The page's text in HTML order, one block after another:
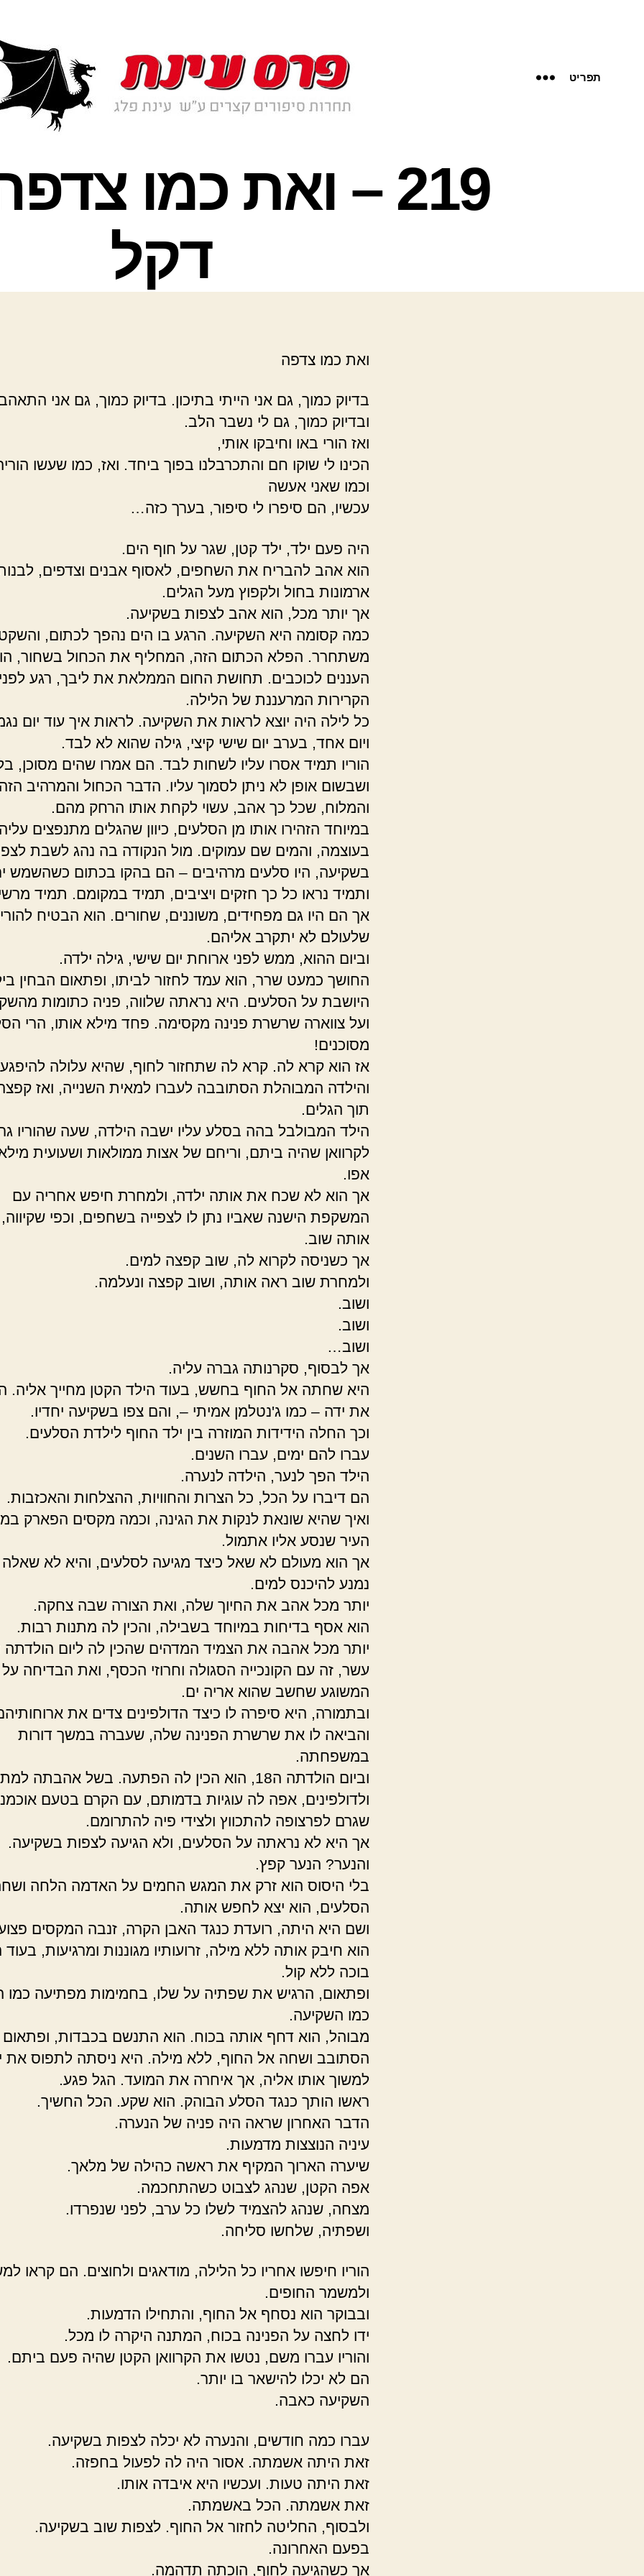
תפריט
219 – ואת כמו
דקל
ואת כמו צדפה
בדיוק כמוך, גם אני הייתי בתיכון. בדיוק כמוך, גם אני
ובדיוק כמוך, גם לי נשבר הלב.
ואז הורי באו וחיבקו אותי,
הכינו לי שוקו חם והתכרבלנו בפוך ביחד. ואז, כמו שעשו
וכמו שאני אעשה
עכשיו, הם סיפרו לי סיפור, בערך כזה…
היה פעם ילד, ילד קטן, שגר על חוף הים.
הוא אהב להבריח את השחפים, לאסוף אבנים וצדפים,
ארמונות בחול ולקפוץ מעל הגלים.
אך יותר מכל, הוא אהב לצפות בשקיעה.
כמה קסומה היא השקיעה. הרגע בו הים נהפך לכתום,
משתחרר. הפלא הכתום הזה, המחליף את הכחול בשחור,
העננים לכוכבים. תחושת החום הממלאת את ליבך, רגע לפני
הקרירות המרעננת של הלילה.
כל לילה היה יוצא לראות את השקיעה. לראות איך עוד יום
ויום אחד, בערב יום שישי קיצי, גילה שהוא לא לבד.
הוריו תמיד אסרו עליו לשחות לבד. הם אמרו שהים מסוכן,
ושבשום אופן לא ניתן לסמוך עליו. הדבר הכחול והמרהיב
והמלוח, שכל כך אהב, עשוי לקחת אותו הרחק מהם.
במיוחד הזהירו אותו מן הסלעים, כיוון שהגלים מתנפצים
בעוצמה, והמים שם עמוקים. מול הנקודה בה נהג לשבת
בשקיעה, היו סלעים מרהיבים – הם בהקו בכתום כשהשמש
ותמיד נראו כל כך חזקים ויציבים, תמיד במקומם. תמיד
אך הם היו גם מפחידים, משוננים, שחורים. הוא הבטיח
שלעולם לא יתקרב אליהם.
וביום ההוא, ממש לפני ארוחת יום שישי, גילה ילדה.
החושך כמעט שרר, הוא עמד לחזור לביתו, ופתאום הבחין
היושבת על הסלעים. היא נראתה שלווה, פניה כתומות
ועל צווארה שרשרת פנינה מקסימה. פחד מילא אותו, הרי
מסוכנים!
אז הוא קרא לה. קרא לה שתחזור לחוף, שהיא עלולה להיפגע.
והילדה המבוהלת הסתובבה לעברו למאית השנייה, ואז
תוך הגלים.
הילד המבולבל בהה בסלע עליו ישבה הילדה, שעה שהוריו
לקרוואן שהיה ביתם, וריחם של אצות ממולאות ושעועית
אפו.
אך הוא לא שכח את אותה ילדה, ולמחרת חיפש אחריה עם
המשקפת הישנה שאביו נתן לו לצפייה בשחפים, וכפי
אותה שוב.
אך כשניסה לקרוא לה, שוב קפצה למים.
ולמחרת שוב ראה אותה, ושוב קפצה ונעלמה.
ושוב.
ושוב.
ושוב…
אך לבסוף, סקרנותה גברה עליה.
היא שחתה אל החוף בחשש, בעוד הילד הקטן מחייך אליה.
את ידה – כמו ג'נטלמן אמיתי –, והם צפו בשקיעה יחדיו.
וכך החלה הידידות המוזרה בין ילד החוף לילדת הסלעים.
עברו להם ימים, עברו השנים.
הילד הפך לנער, הילדה לנערה.
הם דיברו על הכל, כל הצרות והחוויות, ההצלחות והאכזבות.
ואיך שהיא שונאת לנקות את הגינה, וכמה מקסים הפארק
העיר שנסע אליו אתמול.
אך הוא מעולם לא שאל כיצד מגיעה לסלעים, והיא לא שאלה
נמנע להיכנס למים.
יותר מכל אהב את החיוך שלה, ואת הצורה שבה צחקה.
הוא אסף בדיחות במיוחד בשבילה, והכין לה מתנות רבות.
יותר מכל אהבה את הצמיד המדהים שהכין לה ליום
עשר, זה עם הקונכייה הסגולה וחרוזי הכסף, ואת הבדיחה על
המשוגע שחשב שהוא אריה ים.
ובתמורה, היא סיפרה לו כיצד הדולפינים צדים את
והביאה לו את שרשרת הפנינה שלה, שעברה במשך דורות
במשפחתה.
וביום הולדתה ה18, הוא הכין לה הפתעה. בשל אהבתה
ולדולפינים, אפה לה עוגיות בדמותם, עם הקרם בטעם
שגרם לפרצופה להתכווץ ולצידי פיה להתרומם.
אך היא לא נראתה על הסלעים, ולא הגיעה לצפות בשקיעה.
והנער? הנער קפץ.
בלי היסוס הוא זרק את המגש החמים על האדמה הלחה
הסלעים, הוא יצא לחפש אותה.
ושם היא היתה, רועדת כנגד האבן הקרה, זנבה המקסים
הוא חיבק אותה ללא מילה, זרועותיו מגוננות ומרגיעות, בעוד
בוכה ללא קול.
ופתאום, הרגיש את שפתיה על שלו, בחמימות מפתיעה כמו
כמו השקיעה.
מבוהל, הוא דחף אותה בכוח. הוא התנשם בכבדות, ופתאום
הסתובב ושחה אל החוף, ללא מילה. היא ניסתה לתפוס את
למשוך אותו אליה, אך איחרה את המועד. הגל פגע.
ראשו הותך כנגד הסלע הבוהק. הוא שקע. הכל החשיך.
הדבר האחרון שראה היה פניה של הנערה.
עיניה הנוצצות מדמעות.
שיערה הארוך המקיף את ראשה כהילה של מלאך.
אפה הקטן, שנהג לצבוט כשהתחכמה.
מצחה, שנהג להצמיד לשלו כל ערב, לפני שנפרדו.
ושפתיה, שלחשו סליחה.
הוריו חיפשו אחריו כל הלילה, מודאגים ולחוצים. הם קראו
ולמשמר החופים.
ובבוקר הוא נסחף אל החוף, והתחילו הדמעות.
ידו לחצה על הפנינה בכוח, המתנה היקרה לו מכל.
והוריו עברו משם, נטשו את הקרוואן הקטן שהיה פעם ביתם.
הם לא יכלו להישאר בו יותר.
השקיעה כאבה.
עברו כמה חודשים, והנערה לא יכלה לצפות בשקיעה.
זאת היתה אשמתה. אסור היה לה לפעול בחפזה.
זאת היתה טעות. ועכשיו היא איבדה אותו.
זאת אשמתה. הכל באשמתה.
ולבסוף, החליטה לחזור אל החוף. לצפות שוב בשקיעה.
בפעם האחרונה.
אך כשהגיעה לחוף, הוכתה תדהמה.